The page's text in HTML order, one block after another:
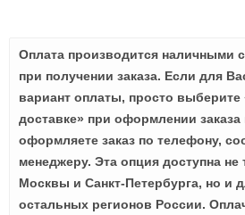
Оплата производится наличными
при получении заказа. Если для
вариант оплаты, просто выберите
доставке» при оформлении
оформляете заказ по телефону,
менеджеру. Эта опция доступна не
Москвы и Санкт-Петербурга, но и
остальных регионов России.